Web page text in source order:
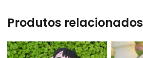
R$99,90
Produtos relacionados